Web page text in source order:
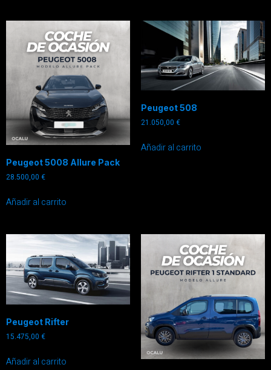
Peugeot 5008 Allure Pack
28.500,00 €
Añadir al carrito
Peugeot 508
21.050,00 €
Añadir al carrito
Peugeot Rifter
15.475,00 €
Añadir al carrito